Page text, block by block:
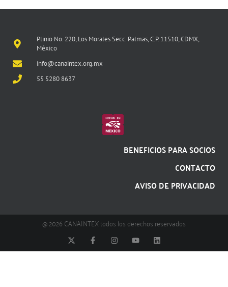
Plinio No. 220, Los Morales Secc. Palmas, C.P. 11510, CDMX,
México
info@canaintex.org.mx
55 5280 8637
BENEFICIOS PARA SOCIOS
CONTACTO
AVISO DE PRIVACIDAD
@ 2026 CANAINTEX todos los derechos reservados